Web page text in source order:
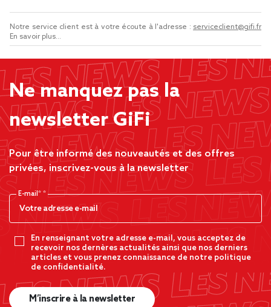
Notre service client est à votre écoute à l'adresse : serviceclient@gifi.fr
En savoir plus...
Ne manquez pas la
newsletter GiFi
Pour être informé des nouveautés et des offres
privées, inscrivez-vous à la newsletter
E-mail*
En renseignant votre adresse e-mail, vous acceptez de
recevoir nos dernères actualités ainsi que nos derniers
articles et vous prenez connaissance de notre politique
de confidentialité.
M’inscrire à la newsletter